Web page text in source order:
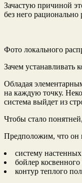
Зачастую причиной
без него рационально
Фото локального
Зачем устанавливать
Обладая
на каждую точку.
система выйдет из
Чтобы стало
Предположим, что он
систему
бойлер косвенного
контур теплого